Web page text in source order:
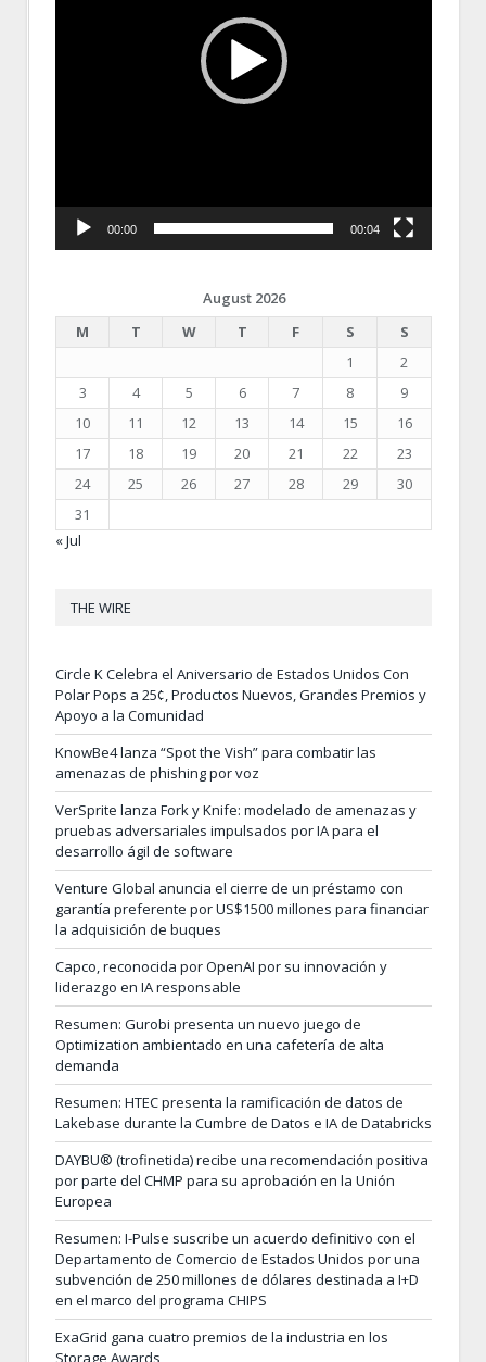
00:00 00:04
August 2026
M
T W T F S
S
1
2
3
4 5 6 7 8
9
10
11 12 13 14 15
16
17
18 19 20 21 22
23
24
25 26 27 28 29
30
31
« Jul
THE WIRE
Circle K Celebra el Aniversario de Estados Unidos Con
Polar Pops a 25¢, Productos Nuevos, Grandes Premios y
Apoyo a la Comunidad
KnowBe4 lanza “Spot the Vish” para combatir las
amenazas de phishing por voz
VerSprite lanza Fork y Knife: modelado de amenazas y
pruebas adversariales impulsados por IA para el
desarrollo ágil de software
Venture Global anuncia el cierre de un préstamo con
garantía preferente por US$1500 millones para financiar
la adquisición de buques
Capco, reconocida por OpenAI por su innovación y
liderazgo en IA responsable
Resumen: Gurobi presenta un nuevo juego de
Optimization ambientado en una cafetería de alta
demanda
Resumen: HTEC presenta la ramificación de datos de
Lakebase durante la Cumbre de Datos e IA de Databricks
DAYBU® (trofinetida) recibe una recomendación positiva
por parte del CHMP para su aprobación en la Unión
Europea
Resumen: I-Pulse suscribe un acuerdo definitivo con el
Departamento de Comercio de Estados Unidos por una
subvención de 250 millones de dólares destinada a I+D
en el marco del programa CHIPS
ExaGrid gana cuatro premios de la industria en los
Storage Awards